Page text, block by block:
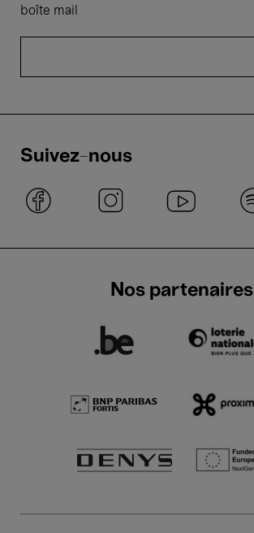
boîte mail
Suivez-nous
Nos partenaires